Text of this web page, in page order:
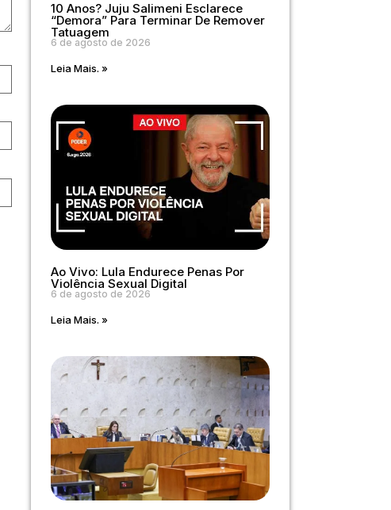
10 Anos? Juju Salimeni Esclarece
“demora” Para Terminar De Remover
Tatuagem
6 de agosto de 2026
Leia Mais. »
Ao Vivo: Lula Endurece Penas Por
Violência Sexual Digital
6 de agosto de 2026
Leia Mais. »